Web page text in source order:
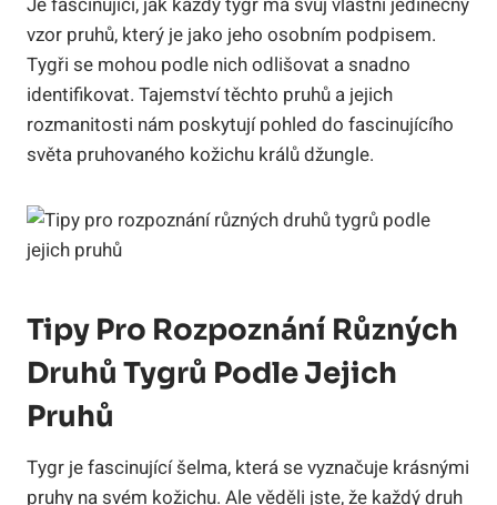
vzor pruhů, který je jako jeho osobním podpisem.
Tygři se mohou podle nich odlišovat a snadno
identifikovat. Tajemství těchto pruhů a jejich
rozmanitosti nám poskytují pohled do fascinujícího
světa pruhovaného kožichu králů džungle.
Tipy Pro Rozpoznání Různých
Druhů Tygrů Podle Jejich
Pruhů
Tygr je fascinující šelma, která se vyznačuje krásnými
pruhy na svém kožichu. Ale věděli jste, že každý druh